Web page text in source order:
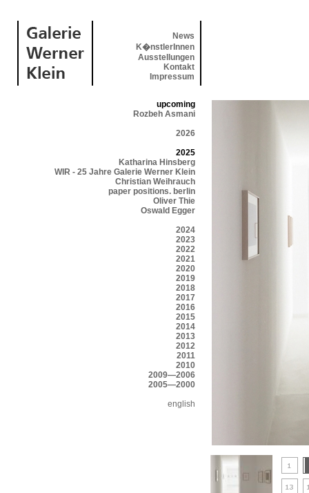
News
K�nstlerInnen
Ausstellungen
Kontakt
Impressum
upcoming
Rozbeh Asmani
2026
2025
Katharina Hinsberg
WIR - 25 Jahre Galerie Werner Klein
Christian Weihrauch
paper positions. berlin
Oliver Thie
Oswald Egger
2024
2023
2022
2021
2020
2019
2018
2017
2016
2015
2014
2013
2012
2011
2010
2009—2006
2005—2000
english